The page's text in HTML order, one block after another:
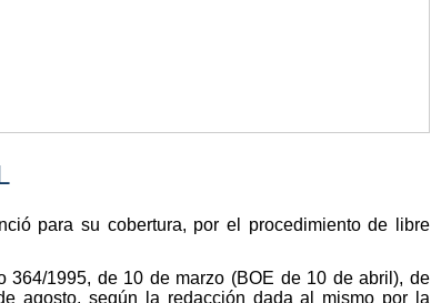
para su cobertura, por el procedimiento de libre
1995, de 10 de marzo (BOE de 10 de abril), de
agosto, según la redacción dada al mismo por la